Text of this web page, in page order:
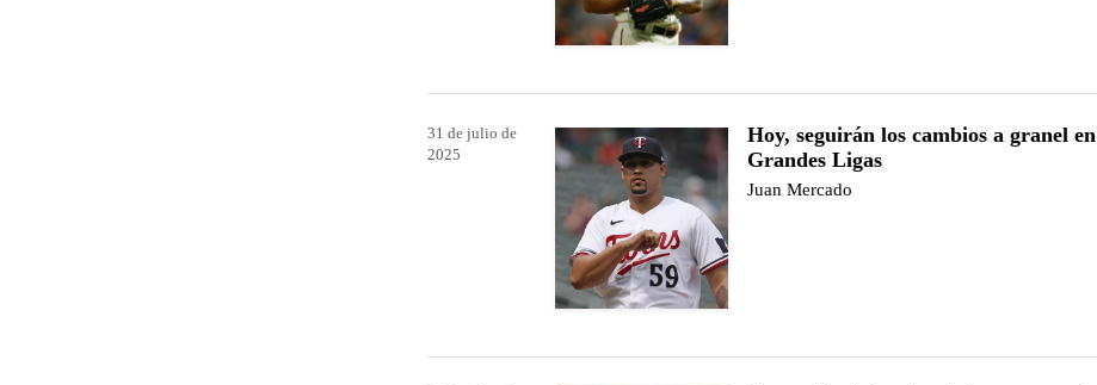
31 de julio de
2025
Hoy, seguirán los cambios a granel en
Grandes Ligas
Juan Mercado